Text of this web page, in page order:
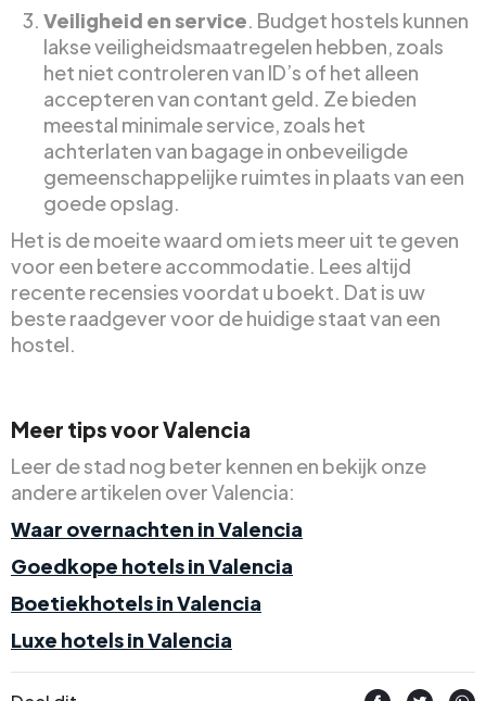
Veiligheid en service. Budget hostels kunnen
lakse veiligheidsmaatregelen hebben, zoals
het niet controleren van ID’s of het alleen
accepteren van contant geld. Ze bieden
meestal minimale service, zoals het
achterlaten van bagage in onbeveiligde
gemeenschappelijke ruimtes in plaats van een
goede opslag.
Het is de moeite waard om iets meer uit te geven
voor een betere accommodatie. Lees altijd
recente recensies voordat u boekt. Dat is uw
beste raadgever voor de huidige staat van een
hostel.
Meer tips voor Valencia
Leer de stad nog beter kennen en bekijk onze
andere artikelen over Valencia:
Waar overnachten in Valencia
Goedkope hotels in Valencia
Boetiekhotels in Valencia
Luxe hotels in Valencia